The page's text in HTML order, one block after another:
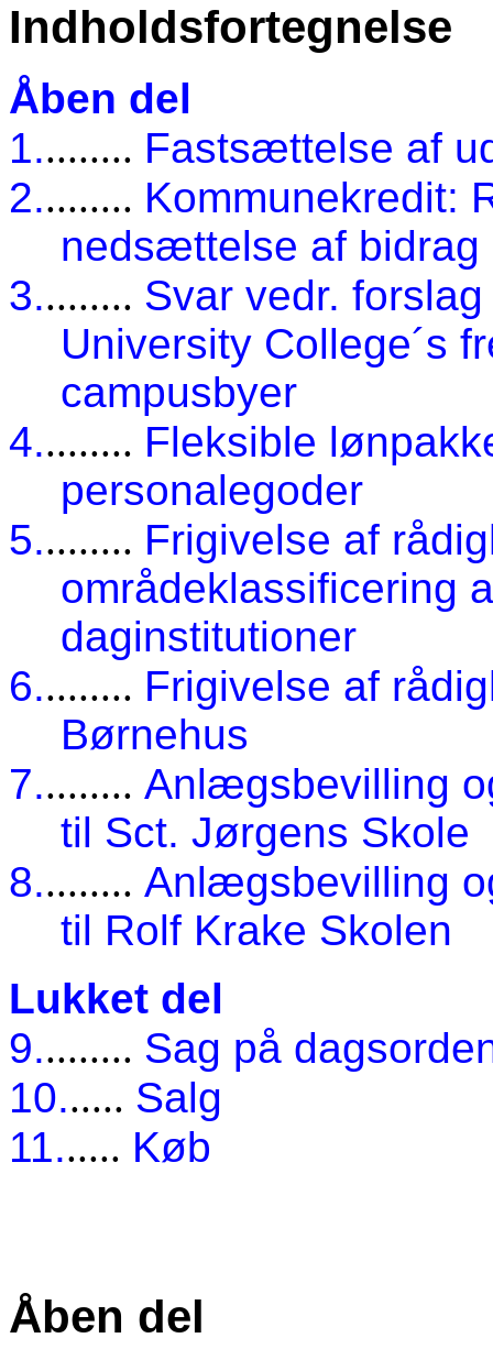
Indholdsfortegnelse
Åben del
1......... Fastsættelse af
2......... Kommunekredit:
nedsættelse af bidrag
3......... Svar vedr.
University College´s
campusbyer
4......... Fleksible
personalegoder
5......... Frigivelse af
områdeklassificering
daginstitutioner
6......... Frigivelse af
Børnehus
7......... Anlægsbevilling
til Sct. Jørgens Skole
8......... Anlægsbevilling
til Rolf Krake Skolen
Lukket del
9......... Sag på
10...... Salg
11...... Køb
Åben del